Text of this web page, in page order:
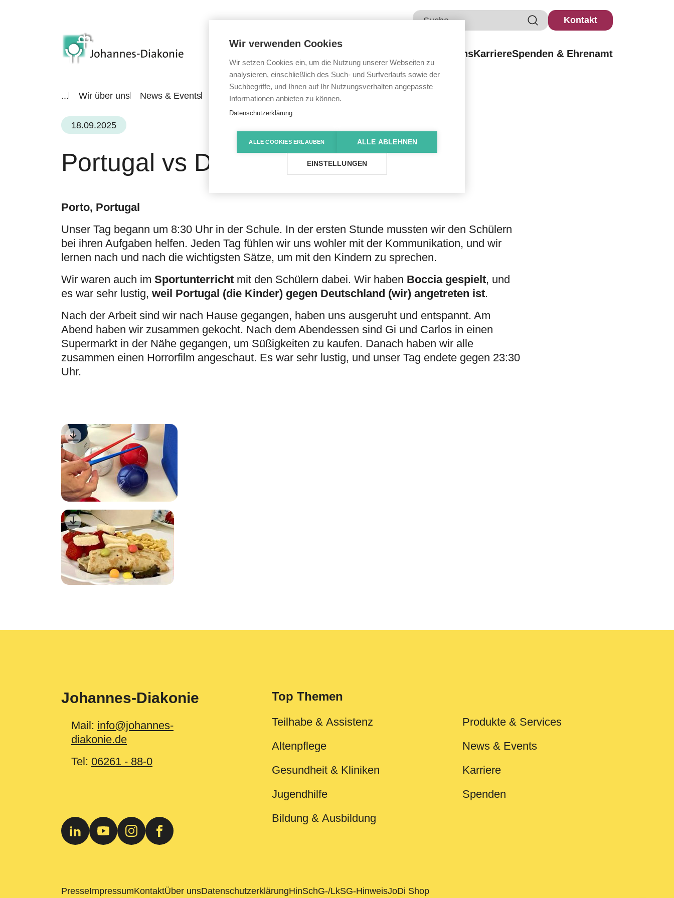
Kontakt
Wir über unsKarriereSpenden & Ehrenamt
... Wir über uns News & Events Alle News Portugal vs Deutschland
18.09.2025
Portugal vs Deutschland
Porto, Portugal
Unser Tag begann um 8:30 Uhr in der Schule. In der ersten Stunde mussten wir den Schülern
bei ihren Aufgaben helfen. Jeden Tag fühlen wir uns wohler mit der Kommunikation, und wir
lernen nach und nach die wichtigsten Sätze, um mit den Kindern zu sprechen.
Wir waren auch im Sportunterricht mit den Schülern dabei. Wir haben Boccia gespielt, und
es war sehr lustig, weil Portugal (die Kinder) gegen Deutschland (wir) angetreten ist.
Nach der Arbeit sind wir nach Hause gegangen, haben uns ausgeruht und entspannt. Am
Abend haben wir zusammen gekocht. Nach dem Abendessen sind Gi und Carlos in einen
Supermarkt in der Nähe gegangen, um Süßigkeiten zu kaufen. Danach haben wir alle
zusammen einen Horrorfilm angeschaut. Es war sehr lustig, und unser Tag endete gegen 23:30
Uhr.
Johannes-Diakonie
Mail: info@johannes-
diakonie.de
Tel: 06261 - 88-0
Top Themen
Teilhabe & Assistenz
Altenpflege
Gesundheit & Kliniken
Jugendhilfe
Bildung & Ausbildung
Produkte & Services
News & Events
Karriere
Spenden
PresseImpressumKontaktÜber unsDatenschutzerklärungHinSchG-/LkSG-HinweisJoDi Shop
Wir verwenden Cookies
Wir setzen Cookies ein, um die Nutzung unserer Webseiten zu
analysieren, einschließlich des Such- und Surfverlaufs sowie der
Suchbegriffe, und Ihnen auf Ihr Nutzungsverhalten angepasste
Informationen anbieten zu können.
Datenschutzerklärung
ALLE COOKIES ERLAUBEN ALLE ABLEHNEN
EINSTELLUNGEN